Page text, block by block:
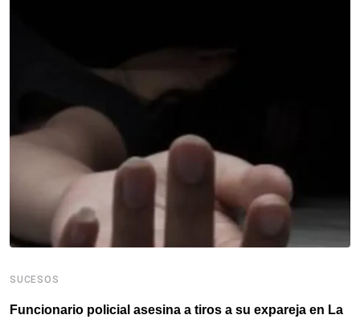
SUCESOS
Funcionario policial asesina a tiros a su expareja en La